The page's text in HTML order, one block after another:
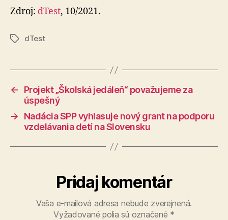
Zdroj: dTest, 10/2021.
Značky
dTest
←
Projekt „Školská jedáleň“ považujeme za
úspešný
→
Nadácia SPP vyhlasuje nový grant na podporu
vzdelávania detí na Slovensku
Pridaj komentár
Vaša e-mailová adresa nebude zverejnená.
Vyžadované polia sú označené *